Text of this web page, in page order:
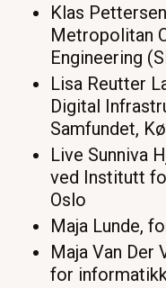
Klas
Metropolitan
Engineering
Lisa Reutter
Digital
Samfundet,
Live Sunniva
ved Institutt
Oslo
Maja Lunde,
Maja Van Der
for